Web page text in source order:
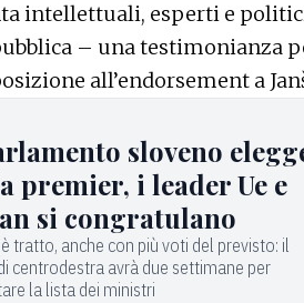
intellettuali, esperti e
– una testimonianza
all’endorsement a
sloveno
premier, i leader Ue e
si congratulano
tratto, anche con più voti del previsto: il
centrodestra avrà due settimane per
la lista dei ministri